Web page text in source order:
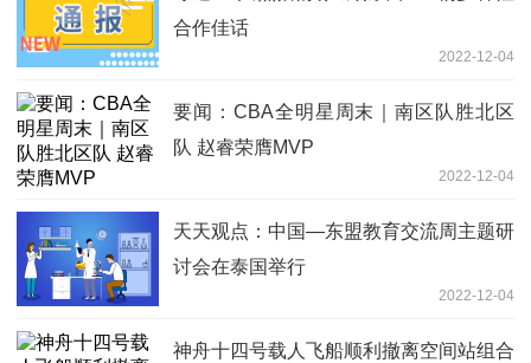
合作佳话
2022-12-04
要闻：CBA全明星周末｜南区队胜北区
队 赵睿荣膺MVP
2022-12-04
天天观点：中国—东盟教育交流周主题研
讨会在泰国举行
2022-12-04
神舟十四号载人飞船顺利撤离空间站组合